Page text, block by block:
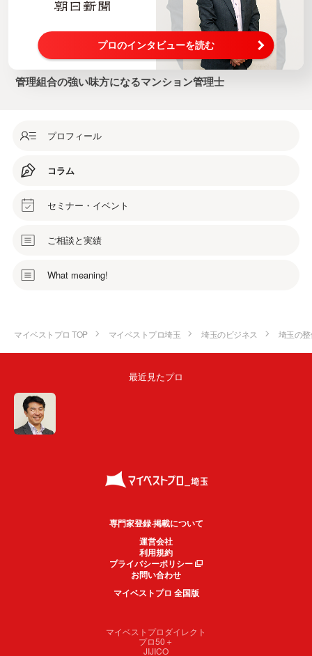
プロのインタビューを読む
管理組合の強い味方になるマンション管理士
プロフィール
コラム
セミナー・イベント
ご相談と実績
What meaning!
マイベストプロ TOP マイベストプロ埼玉 埼玉のビジネス 埼玉の
最近見たプロ
専門家登録·掲載について
運営会社
利用規約
プライバシーポリシー
お問い合わせ
マイベストプロ 全国版
マイベストプロダイレクト
プロ50＋
JIJICO